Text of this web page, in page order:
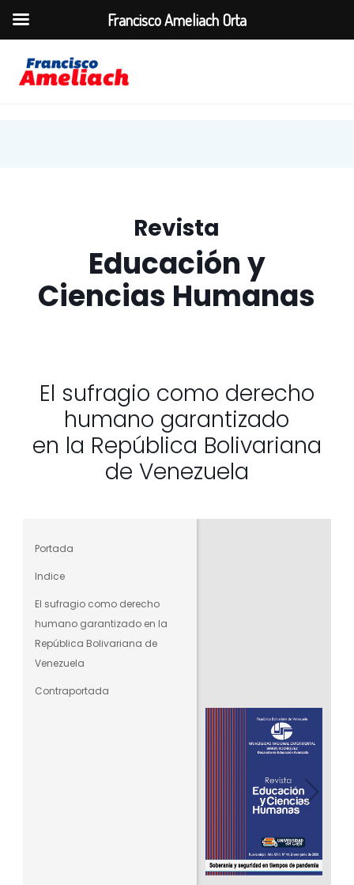
Revista
Educación y
Ciencias Humanas
El sufragio como derecho
humano garantizado
en la República Bolivariana
de Venezuela
Portada
Indice
El sufragio como derecho
humano garantizado en la
República Bolivariana de
Venezuela
Contraportada
Francisco Ameliach Orta